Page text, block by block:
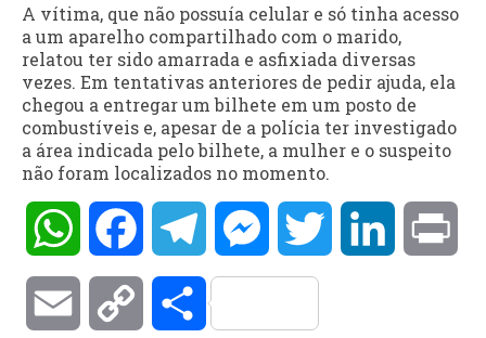
A vítima, que não possuía celular e só tinha acesso
a um aparelho compartilhado com o marido,
relatou ter sido amarrada e asfixiada diversas
vezes. Em tentativas anteriores de pedir ajuda, ela
chegou a entregar um bilhete em um posto de
combustíveis e, apesar de a polícia ter investigado
a área indicada pelo bilhete, a mulher e o suspeito
não foram localizados no momento.
WhatsAppFacebookTelegramMessengerTwitter LinkedIn
Email Copy Compartilhar